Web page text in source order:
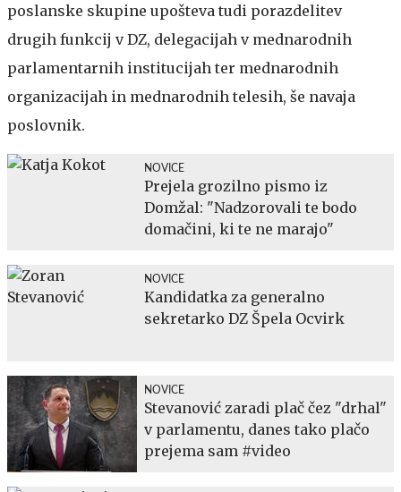
poslanske skupine upošteva tudi porazdelitev
drugih funkcij v DZ, delegacijah v mednarodnih
parlamentarnih institucijah ter mednarodnih
organizacijah in mednarodnih telesih, še navaja
poslovnik.
NOVICE
Prejela grozilno pismo iz
Domžal: "Nadzorovali te bodo
domačini, ki te ne marajo"
NOVICE
Kandidatka za generalno
sekretarko DZ Špela Ocvirk
NOVICE
Stevanović zaradi plač čez "drhal"
v parlamentu, danes tako plačo
prejema sam #video